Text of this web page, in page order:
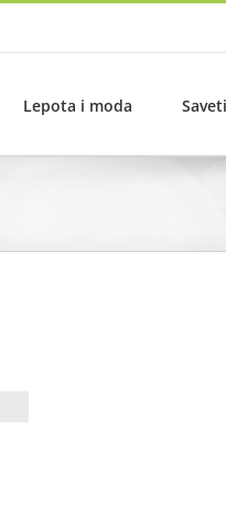
Lepota i moda Saveti